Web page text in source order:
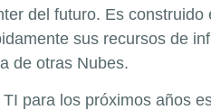
del futuro. Es
sus recursos de
de otras Nubes.
para los próximos años